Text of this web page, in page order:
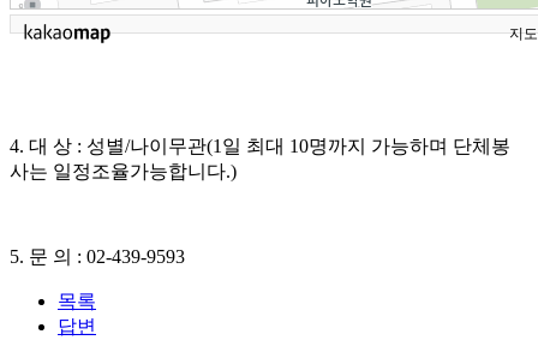
지
4. 대 상 : 성별/나이무관(1일 최대 10명까지 가능하며 단체봉
사는 일정조율가능합니다.)
5. 문 의 : 02-439-9593
목록
답변